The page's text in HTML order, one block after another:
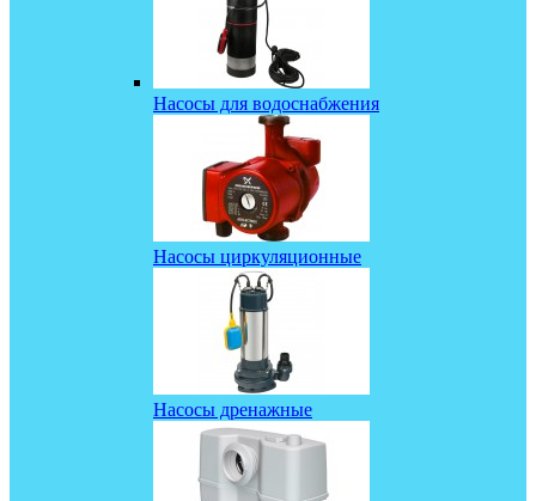
Насосы для водоснабжения
Насосы циркуляционные
Насосы дренажные